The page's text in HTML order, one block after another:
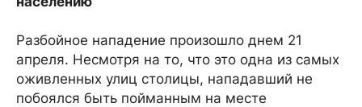
Разбойное нападение произошло днем 21
апреля. Несмотря на то, что это одна из самых
оживленных улиц столицы, нападавший не
побоялся быть пойманным на месте